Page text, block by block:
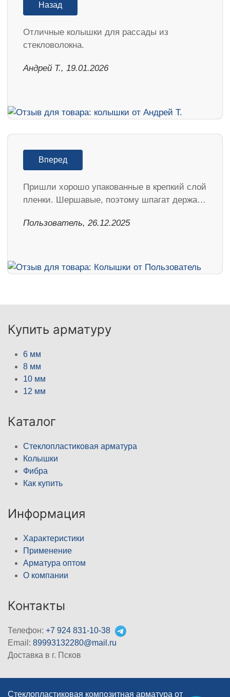
Назад
Отличные колышки для рассады из
стекловолокна.
Андрей Т., 19.01.2026
Вперед
Пришли хорошо упакованные в крепкий слой
пленки. Шершавые, поэтому шпагат держа…
Пользователь, 26.12.2025
Купить арматуру
6 мм
8 мм
10 мм
12 мм
Каталог
Стеклопластиковая арматура
Колышки
Фибра
Как купить
Информация
Характеристики
Применение
Арматура оптом
О компании
Контакты
Телефон: +7 924 831-10-38
Email: 89993132280@mail.ru
Доставка в г. Псков
Стеклопластиковая композитная арматура от